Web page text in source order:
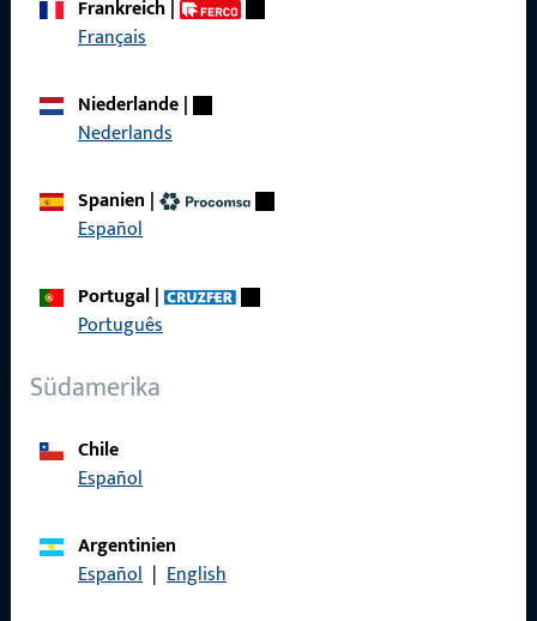
zuverlässig.
Kontaktieren Sie uns
Frankreich|
Français
Niederlande|
Nederlands
Spanien |
Español
Portugal|
Português
Südamerika
Chile
Español
Argentinien
Español | English
Allgemeines